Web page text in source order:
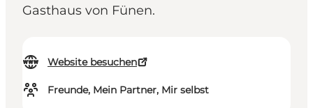
Gasthaus von Fünen.
Website besuchen
Freunde, Mein Partner, Mir selbst